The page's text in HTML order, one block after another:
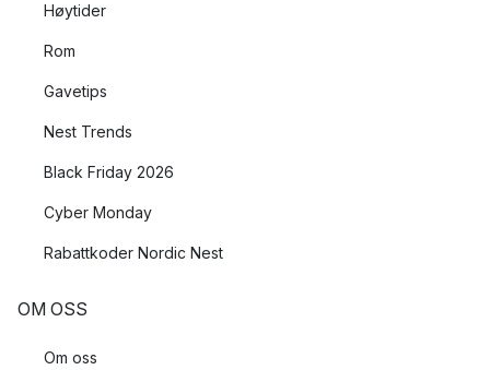
Høytider
Rom
Gavetips
Nest Trends
Black Friday 2026
Cyber Monday
Rabattkoder Nordic Nest
OM OSS
Om oss